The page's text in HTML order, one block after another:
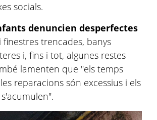
socials.
denuncien desperfectes
trencades, banys
i, fins i tot, algunes restes
lamenten que "els temps
reparacions són excessius i els